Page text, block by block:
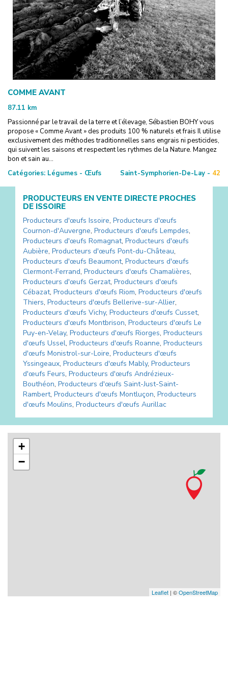
COMME AVANT
87.11 km
Passionné par le travail de la terre et l’élevage, Sébastien BOHY vous
propose « Comme Avant » des produits 100 % naturels et frais Il utilise
exclusivement des méthodes traditionnelles sans engrais ni pesticides,
qui suivent les saisons et respectent les rythmes de la Nature. Mangez
bon et sain au...
Catégories: Légumes - Œufs Saint-Symphorien-De-Lay - 42
PRODUCTEURS EN VENTE DIRECTE PROCHES
DE ISSOIRE
Producteurs d'œufs Issoire, Producteurs d'œufs
Cournon-d'Auvergne, Producteurs d'œufs Lempdes,
Producteurs d'œufs Romagnat, Producteurs d'œufs
Aubière, Producteurs d'œufs Pont-du-Château,
Producteurs d'œufs Beaumont, Producteurs d'œufs
Clermont-Ferrand, Producteurs d'œufs Chamalières,
Producteurs d'œufs Gerzat, Producteurs d'œufs
Cébazat, Producteurs d'œufs Riom, Producteurs d'œufs
Thiers, Producteurs d'œufs Bellerive-sur-Allier,
Producteurs d'œufs Vichy, Producteurs d'œufs Cusset,
Producteurs d'œufs Montbrison, Producteurs d'œufs Le
Puy-en-Velay, Producteurs d'œufs Riorges, Producteurs
d'œufs Ussel, Producteurs d'œufs Roanne, Producteurs
d'œufs Monistrol-sur-Loire, Producteurs d'œufs
Yssingeaux, Producteurs d'œufs Mably, Producteurs
d'œufs Feurs, Producteurs d'œufs Andrézieux-
Bouthéon, Producteurs d'œufs Saint-Just-Saint-
Rambert, Producteurs d'œufs Montluçon, Producteurs
d'œufs Moulins, Producteurs d'œufs Aurillac
+
−
Leaflet | ©OpenStreetMap